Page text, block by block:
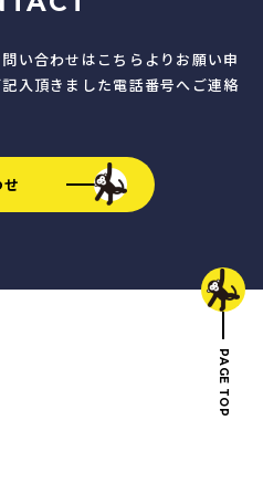
い合わせはこちらよりお願い申
入頂きました電話番号へご連絡
PAGE TOP